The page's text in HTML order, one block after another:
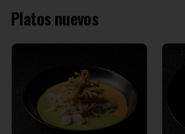
Platos nuevos